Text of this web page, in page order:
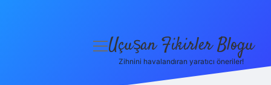
menüyü
Uçuşan Fikirler Blogu
Zihnini havalandıran yaratıcı öneriler!